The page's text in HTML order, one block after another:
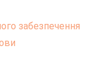
забезпечення